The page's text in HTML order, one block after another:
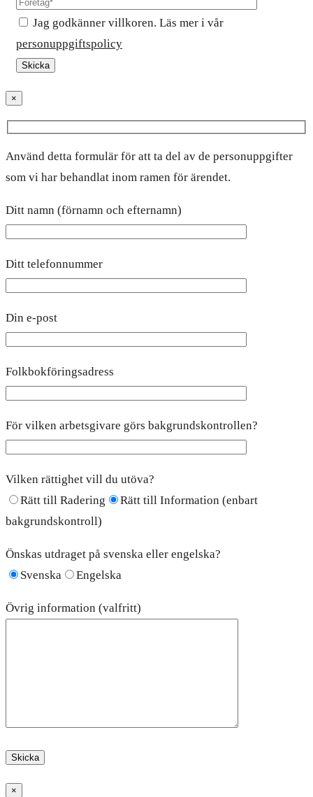
Jag godkänner villkoren. Läs mer i vår
personuppgiftspolicy
×
Använd detta formulär för att ta del av de personuppgifter
som vi har behandlat inom ramen för ärendet.
Ditt namn (förnamn och efternamn)
Ditt telefonnummer
Din e-post
Folkbokföringsadress
För vilken arbetsgivare görs bakgrundskontrollen?
Vilken rättighet vill du utöva?
Rätt till Radering
Rätt till Information (enbart
bakgrundskontroll)
Önskas utdraget på svenska eller engelska?
Svenska
Engelska
Övrig information (valfritt)
×